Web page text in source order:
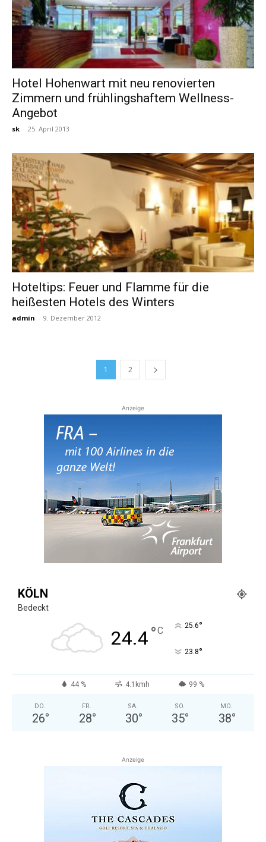
Hotel Hohenwart mit neu renovierten
Zimmern und frühlingshaftem Wellness-
Angebot
sk - 25. April 2013
Hoteltips: Feuer und Flamme für die
heißesten Hotels des Winters
admin - 9. Dezember 2012
1 2
Anzeige
KÖLN
Bedeckt
24.4°C 25.6°
23.8°
44 % 4.1kmh 99 %
DO.
26°
FR.
28°
SA.
30°
SO.
35°
MO.
38°
Anzeige